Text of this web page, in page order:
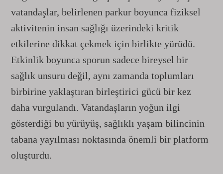
vatandaşlar, belirlenen parkur boyunca fiziksel
aktivitenin insan sağlığı üzerindeki kritik
etkilerine dikkat çekmek için birlikte yürüdü.
Etkinlik boyunca sporun sadece bireysel bir
sağlık unsuru değil, aynı zamanda toplumları
birbirine yaklaştıran birleştirici gücü bir kez
daha vurgulandı. Vatandaşların yoğun ilgi
gösterdiği bu yürüyüş, sağlıklı yaşam bilincinin
tabana yayılması noktasında önemli bir platform
oluşturdu.